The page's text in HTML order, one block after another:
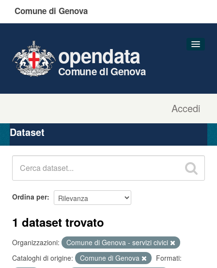
Comune di Genova
Accedi
opendata
Comune di Genova
Organizzazioni
Gruppi
Dataset
Ordina per
1 dataset trovato
Organizzazioni:
Comune di Genova - servizi civici
Cataloghi di origine:
Comune di Genova
Formati: